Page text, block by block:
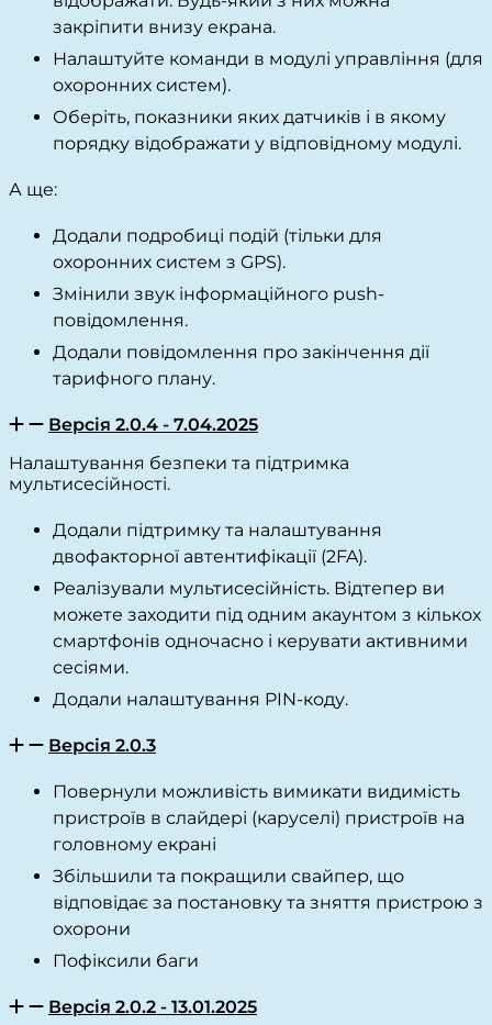
закріпити внизу екрана.
Налаштуйте команди в модулі управління (для
охоронних систем).
Оберіть, показники яких датчиків і в якому
порядку відображати у відповідному модулі.
А ще:
Додали подробиці подій (тільки для
охоронних систем з GPS).
Змінили звук інформаційного push-
повідомлення.
Додали повідомлення про закінчення дії
тарифного плану.
Версія 2.0.4 - 7.04.2025
Налаштування безпеки та підтримка
мультисесійності.
Додали підтримку та налаштування
двофакторної автентифікації (2FA).
Реалізували мультисесійність. Відтепер ви
можете заходити під одним акаунтом з кількох
смартфонів одночасно і керувати активними
сесіями.
Додали налаштування PIN-коду.
Версія 2.0.3
Повернули можливість вимикати видимість
пристроїв в слайдері (каруселі) пристроїв на
головному екрані
Збільшили та покращили свайпер, що
відповідає за постановку та зняття пристрою з
охорони
Пофіксили баги
Версія 2.0.2 - 13.01.2025